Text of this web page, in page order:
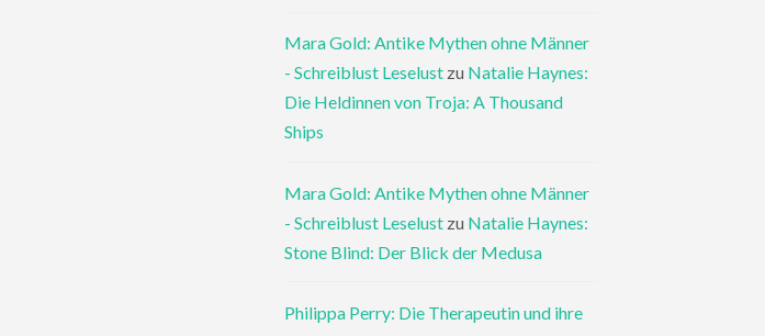
Mara Gold: Antike Mythen ohne Männer
- Schreiblust Leselust zu Natalie Haynes:
Die Heldinnen von Troja: A Thousand
Ships
Mara Gold: Antike Mythen ohne Männer
- Schreiblust Leselust zu Natalie Haynes:
Stone Blind: Der Blick der Medusa
Philippa Perry: Die Therapeutin und ihre